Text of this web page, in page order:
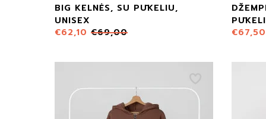
BIG KELNĖS, SU PŪKELIU,
UNISEX
€62,10 €69,00
€67,50